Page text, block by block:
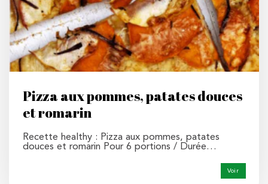
Pizza aux pommes, patates douces
et romarin
Recette healthy : Pizza aux pommes, patates
douces et romarin Pour 6 portions / Durée…
Voir